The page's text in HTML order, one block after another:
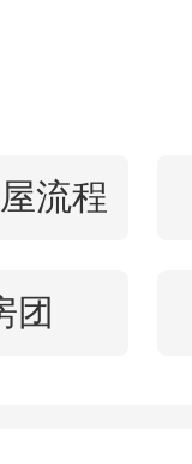
多家中
签了
流程
团